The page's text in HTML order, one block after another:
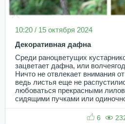
10:20 / 15 октября 2024
Декоративная дафна
Среди раноцветущих
зацветает дафна, или
Ничто не отвлекает внимания
ведь листья еще не
любоваться прекрасными
сидящими пучками или
6